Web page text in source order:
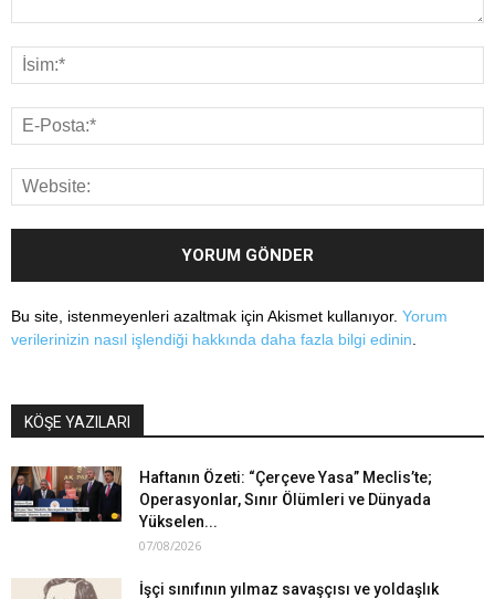
Bu site, istenmeyenleri azaltmak için Akismet kullanıyor. Yorum
verilerinizin nasıl işlendiği hakkında daha fazla bilgi edinin
KÖŞE YAZILARI
Haftanın Özeti: “Çerçeve Yasa” Meclis’te;
Operasyonlar, Sınır Ölümleri ve Dünyada
Yükselen...
07/08/2026
İşçi sınıfının yılmaz savaşçısı ve yoldaşlık